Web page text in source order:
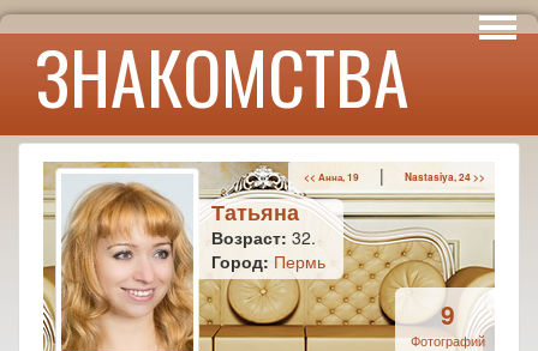
ЗНАКОМСТВА
Интересы
Юмор
Татьяна
Возраст: 32.
Город: Пермь
<< Анна, 19 | Nastasiya, 24 >>
9
Фотографий